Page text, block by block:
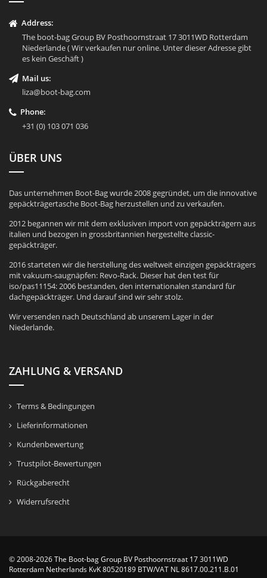
Address:
The boot-bag Group BV Posthoornstraat 17 3011WD Rotterdam
Niederlande ( Wir verkaufen nur online. Unter dieser Adresse gibt
es kein Geschäft )
Mail us:
liza@boot-bag.com
Phone:
+31 (0) 103 071 036
ÜBER UNS
Das unternehmen Boot-Bag wurde 2008 gegründet, um die innovative
gepäckträgertasche Boot-Bag herzustellen und zu verkaufen.
2012 begannen wir mit dem exklusiven import von gepäckträgern aus
italien und bezogen in grossbritannien hergestellte classic-
gepäckträger.
2016 starteten wir die herstellung des weltweit einzigen gepäckträgers
mit vakuum-saugnäpfen: Revo-Rack. Dieser hat den test für
iso/pas11154: 2006 bestanden, den internationalen standard für
dachgepäckträger. Und darauf sind wir sehr stolz.
Wir versenden nach Deutschland ab unserem Lager in der
Niederlande.
ZAHLUNG & VERSAND
Terms & Bedingungen
Lieferinformationen
Kundenbewertung
Trustpilot-Bewertungen
Rückgaberecht
Widerrufsrecht
© 2008-2026 The Boot-bag Group BV Posthoornstraat 17 3011WD
Rotterdam Netherlands KvK 80520189 BTW/VAT NL 8617.00.211.B.01